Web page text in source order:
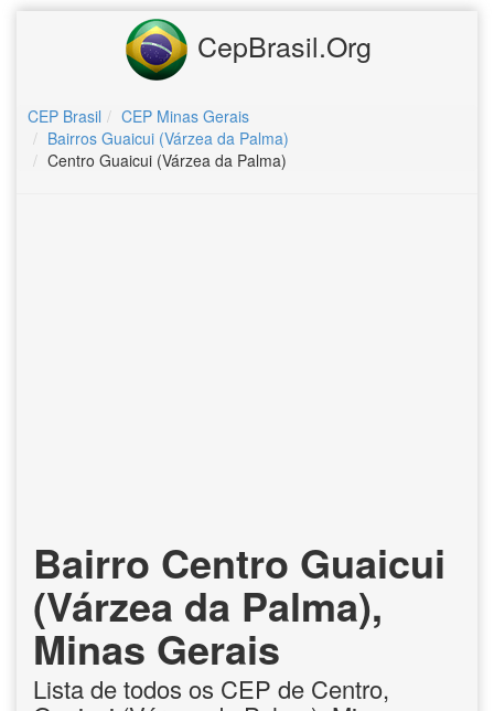
CepBrasil.Org
CEP Brasil
CEP Minas Gerais
Bairros Guaicui (Várzea da Palma)
Centro Guaicui (Várzea da Palma)
Bairro Centro Guaicui
(Várzea da Palma),
Minas Gerais
Lista de todos os CEP de Centro,